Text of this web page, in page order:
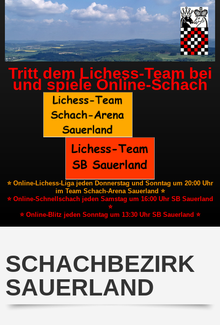
Tritt dem Lichess-Team bei
und spiele Online-Schach
⭐ Online-Lichess-Liga jeden Donnerstag und Sonntag um 20:00 Uhr
im Team Schach-Arena Sauerland ⭐
⭐ Online-Schnellschach jeden Samstag um 16:00 Uhr SB Sauerland
⭐
⭐ Online-Blitz jeden Sonntag um 13:30 Uhr SB Sauerland ⭐
SCHACHBEZIRK
SAUERLAND